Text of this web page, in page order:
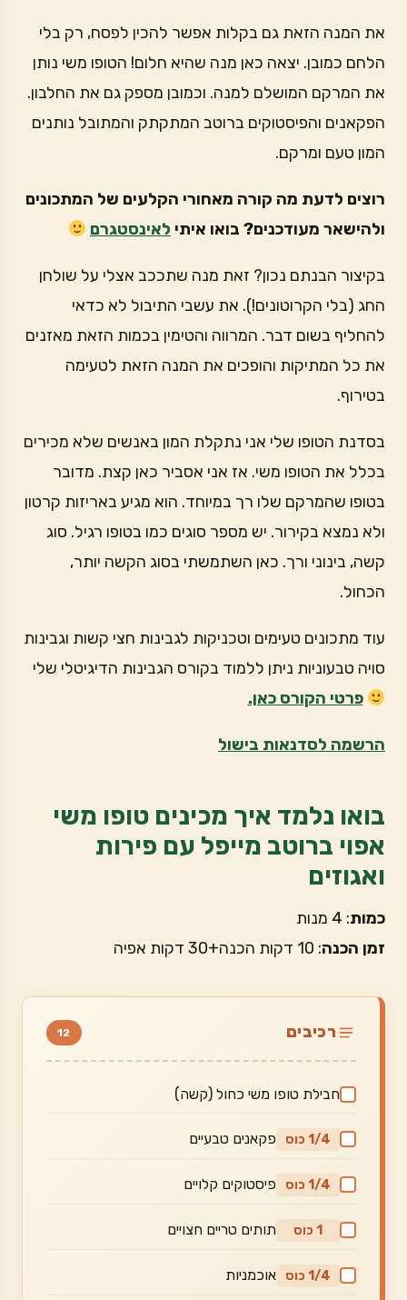
את המנה הזאת גם בקלות אפשר להכין לפסח, רק בלי
הלחם כמובן. יצאה כאן מנה שהיא חלום! הטופו משי נותן
את המרקם המושלם למנה. וכמובן מספק גם את החלבון.
הפקאנים והפיסטוקים ברוטב המתקתק והמתובל נותנים
המון טעם ומרקם.
רוצים לדעת מה קורה מאחורי הקלעים של המתכונים
ולהישאר מעודכנים? בואו איתי לאינסטגרם
בקיצור הבנתם נכון? זאת מנה שתככב אצלי על שולחן
החג (בלי הקרוטונים!). את עשבי התיבול לא כדאי
להחליף בשום דבר. המרווה והטימין בכמות הזאת מאזנים
את כל המתיקות והופכים את המנה הזאת לטעימה
בטירוף.
בסדנת הטופו שלי אני נתקלת המון באנשים שלא מכירים
בכלל את הטופו משי. אז אני אסביר כאן קצת. מדובר
בטופו שהמרקם שלו רך במיוחד. הוא מגיע באריזות קרטון
ולא נמצא בקירור. יש מספר סוגים כמו בטופו רגיל. סוג
קשה, בינוני ורך. כאן השתמשתי בסוג הקשה יותר,
הכחול.
עוד מתכונים טעימים וטכניקות לגבינות חצי קשות וגבינות
סויה טבעוניות ניתן ללמוד בקורס הגבינות הדיגיטלי שלי
פרטי הקורס כאן.
הרשמה לסדנאות בישול
בואו נלמד איך מכינים טופו משי
אפוי ברוטב מייפל עם פירות
ואגוזים
כמות: 4 מנות
זמן הכנה: 10 דקות הכנה+30 דקות אפיה
רכיבים 12
חבילת טופו משי כחול (קשה)
1/4 כוס פקאנים טבעיים
1/4 כוס פיסטוקים קלויים
1 כוס תותים טריים חצויים
1/4 כוס אוכמניות